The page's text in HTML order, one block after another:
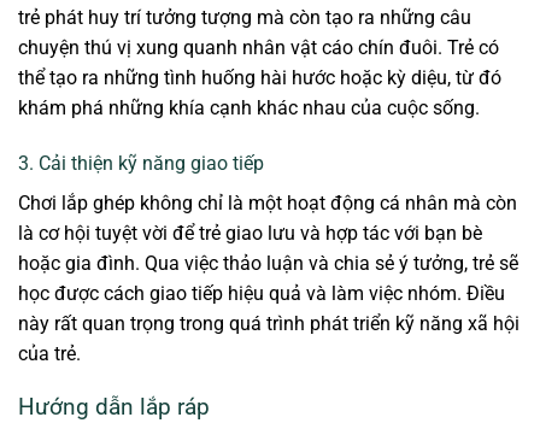
trẻ phát huy trí tưởng tượng mà còn tạo ra những câu
chuyện thú vị xung quanh nhân vật cáo chín đuôi. Trẻ có
thể tạo ra những tình huống hài hước hoặc kỳ diệu, từ đó
khám phá những khía cạnh khác nhau của cuộc sống.
3. Cải thiện kỹ năng giao tiếp
Chơi lắp ghép không chỉ là một hoạt động cá nhân mà còn
là cơ hội tuyệt vời để trẻ giao lưu và hợp tác với bạn bè
hoặc gia đình. Qua việc thảo luận và chia sẻ ý tưởng, trẻ sẽ
học được cách giao tiếp hiệu quả và làm việc nhóm. Điều
này rất quan trọng trong quá trình phát triển kỹ năng xã hội
của trẻ.
Hướng dẫn lắp ráp